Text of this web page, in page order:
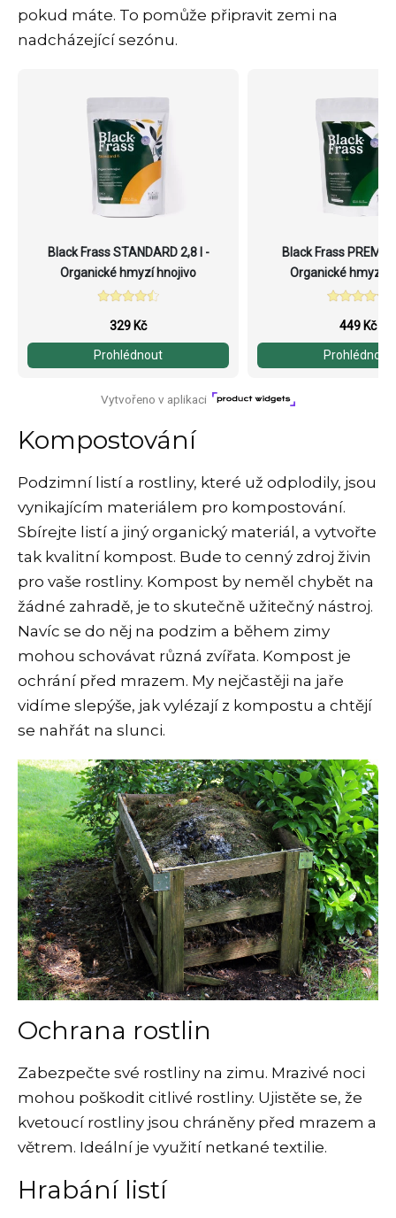
pokud máte. To pomůže připravit zemi na
nadcházející sezónu.
Kompostování
Podzimní listí a rostliny, které už odplodily, jsou
vynikajícím materiálem pro kompostování.
Sbírejte listí a jiný organický materiál, a vytvořte
tak kvalitní kompost. Bude to cenný zdroj živin
pro vaše rostliny. Kompost by neměl chybět na
žádné zahradě, je to skutečně užitečný nástroj.
Navíc se do něj na podzim a během zimy
mohou schovávat různá zvířata. Kompost je
ochrání před mrazem. My nejčastěji na jaře
vidíme slepýše, jak vylézají z kompostu a chtějí
se nahřát na slunci.
Ochrana rostlin
Zabezpečte své rostliny na zimu. Mrazivé noci
mohou poškodit citlivé rostliny. Ujistěte se, že
kvetoucí rostliny jsou chráněny před mrazem a
větrem. Ideální je využití netkané textilie.
Hrabání listí